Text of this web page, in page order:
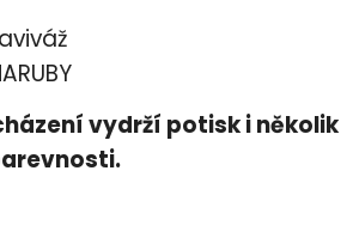
vydrží potisk i několik